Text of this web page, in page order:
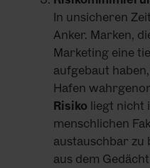
In unsicheren
Anker. Marken,
Marketing eine
aufgebaut
Hafen
Risikoliegt nicht
menschlichen
austauschbar
aus dem